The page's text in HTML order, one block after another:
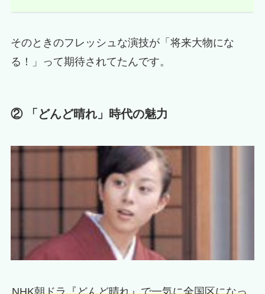
そのときのフレッシュな演技が「将来大物にな
る！」って期待されてたんです。
② 「どんど晴れ」時代の魅力
NHK朝ドラ『どんど晴れ』で一気に全国区になっ